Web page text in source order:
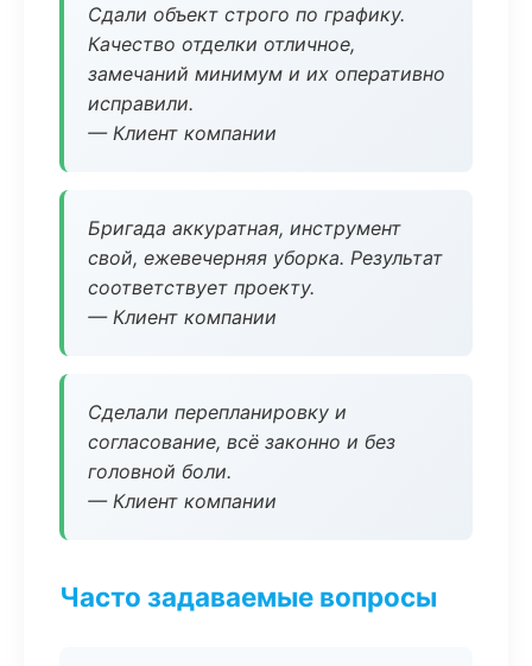
Сдали объект строго по графику.
Качество отделки отличное,
замечаний минимум и их оперативно
исправили.
— Клиент компании
Бригада аккуратная, инструмент
свой, ежевечерняя уборка. Результат
соответствует проекту.
— Клиент компании
Сделали перепланировку и
согласование, всё законно и без
головной боли.
— Клиент компании
Часто задаваемые вопросы